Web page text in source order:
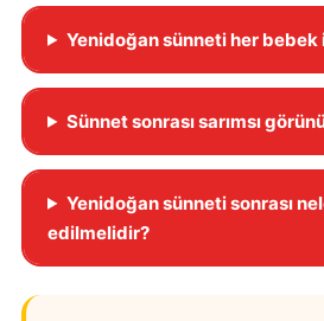
Yenidoğan sünneti her
Sünnet sonrası sarımsı
Yenidoğan sünneti sonrası
edilmelidir?